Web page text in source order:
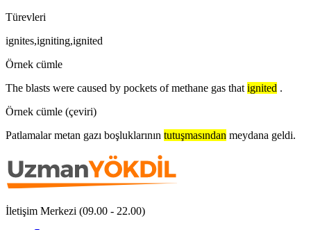
Türevleri
ignites,igniting,ignited
Örnek cümle
The blasts were caused by pockets of methane gas that ignited .
Örnek cümle (çeviri)
Patlamalar metan gazı boşluklarının tutuşmasından meydana geldi.
İletişim Merkezi (09.00 - 22.00)